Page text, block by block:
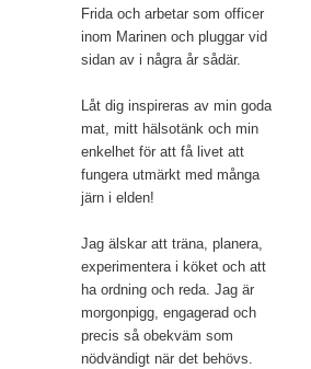
Frida och arbetar som officer
inom Marinen och pluggar vid
sidan av i några år sådär.
Låt dig inspireras av min goda
mat, mitt hälsotänk och min
enkelhet för att få livet att
fungera utmärkt med många
järn i elden!
Jag älskar att träna, planera,
experimentera i köket och att
ha ordning och reda. Jag är
morgonpigg, engagerad och
precis så obekväm som
nödvändigt när det behövs.